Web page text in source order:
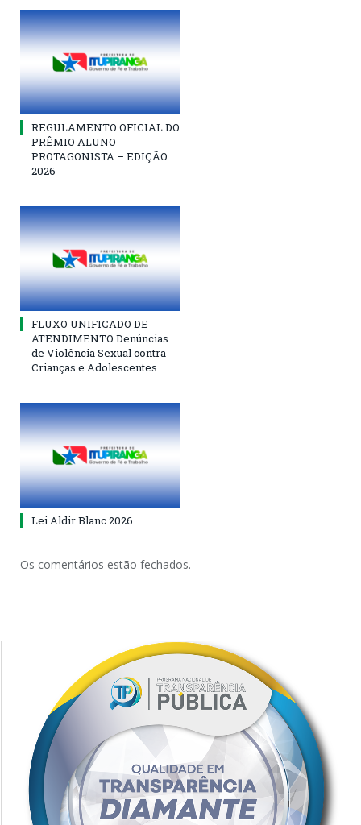
REGULAMENTO OFICIAL DO
PRÊMIO ALUNO
PROTAGONISTA – EDIÇÃO
2026
FLUXO UNIFICADO DE
ATENDIMENTO Denúncias
de Violência Sexual contra
Crianças e Adolescentes
Lei Aldir Blanc 2026
Os comentários estão fechados.